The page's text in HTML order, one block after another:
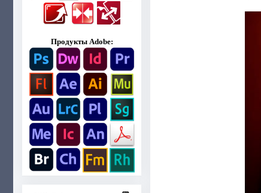
Продукты Adobe: